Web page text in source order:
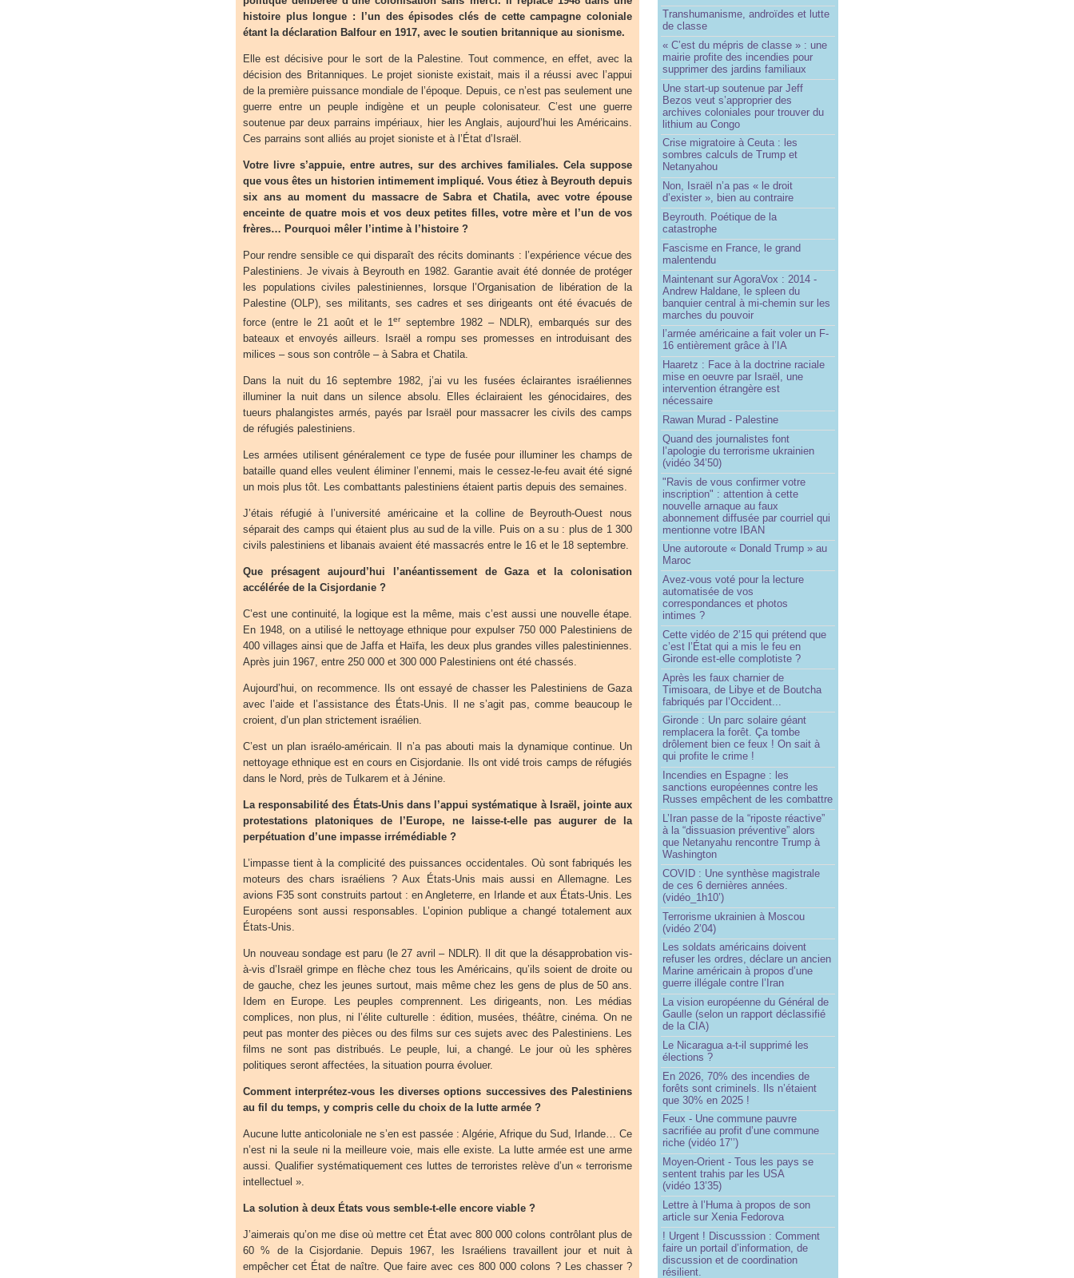
histoire plus longue : l’un des épisodes clés de cette campagne coloniale
étant la déclaration Balfour en 1917, avec le soutien britannique au sionisme.
Elle est décisive pour le sort de la Palestine. Tout commence, en effet, avec la
décision des Britanniques. Le projet sioniste existait, mais il a réussi avec l’appui
de la première puissance mondiale de l’époque. Depuis, ce n’est pas seulement une
guerre entre un peuple indigène et un peuple colonisateur. C’est une guerre
soutenue par deux parrains impériaux, hier les Anglais, aujourd’hui les Américains.
Ces parrains sont alliés au projet sioniste et à l’État d’Israël.
Votre livre s’appuie, entre autres, sur des archives familiales. Cela suppose
que vous êtes un historien intimement impliqué. Vous étiez à Beyrouth depuis
six ans au moment du massacre de Sabra et Chatila, avec votre épouse
enceinte de quatre mois et vos deux petites filles, votre mère et l’un de vos
frères… Pourquoi mêler l’intime à l’histoire ?
Pour rendre sensible ce qui disparaît des récits dominants : l’expérience vécue des
Palestiniens. Je vivais à Beyrouth en 1982. Garantie avait été donnée de protéger
les populations civiles palestiniennes, lorsque l’Organisation de libération de la
Palestine (OLP), ses militants, ses cadres et ses dirigeants ont été évacués de
force (entre le 21 août et le 1erseptembre 1982 – NDLR), embarqués sur des
bateaux et envoyés ailleurs. Israël a rompu ses promesses en introduisant des
milices – sous son contrôle – à Sabra et Chatila.
Dans la nuit du 16 septembre 1982, j’ai vu les fusées éclairantes israéliennes
illuminer la nuit dans un silence absolu. Elles éclairaient les génocidaires, des
tueurs phalangistes armés, payés par Israël pour massacrer les civils des camps
de réfugiés palestiniens.
Les armées utilisent généralement ce type de fusée pour illuminer les champs de
bataille quand elles veulent éliminer l’ennemi, mais le cessez-le-feu avait été signé
un mois plus tôt. Les combattants palestiniens étaient partis depuis des semaines.
J’étais réfugié à l’université américaine et la colline de Beyrouth-Ouest nous
séparait des camps qui étaient plus au sud de la ville. Puis on a su : plus de 1 300
civils palestiniens et libanais avaient été massacrés entre le 16 et le 18 septembre.
Que présagent aujourd’hui l’anéantissement de Gaza et la colonisation
accélérée de la Cisjordanie ?
C’est une continuité, la logique est la même, mais c’est aussi une nouvelle étape.
En 1948, on a utilisé le nettoyage ethnique pour expulser 750 000 Palestiniens de
400 villages ainsi que de Jaffa et Haïfa, les deux plus grandes villes palestiniennes.
Après juin 1967, entre 250 000 et 300 000 Palestiniens ont été chassés.
Aujourd’hui, on recommence. Ils ont essayé de chasser les Palestiniens de Gaza
avec l’aide et l’assistance des États-Unis. Il ne s’agit pas, comme beaucoup le
croient, d’un plan strictement israélien.
C’est un plan israélo-américain. Il n’a pas abouti mais la dynamique continue. Un
nettoyage ethnique est en cours en Cisjordanie. Ils ont vidé trois camps de réfugiés
dans le Nord, près de Tulkarem et à Jénine.
La responsabilité des États-Unis dans l’appui systématique à Israël, jointe aux
protestations platoniques de l’Europe, ne laisse-t-elle pas augurer de la
perpétuation d’une impasse irrémédiable ?
L’impasse tient à la complicité des puissances occidentales. Où sont fabriqués les
moteurs des chars israéliens ? Aux États-Unis mais aussi en Allemagne. Les
avions F35 sont construits partout : en Angleterre, en Irlande et aux États-Unis. Les
Européens sont aussi responsables. L’opinion publique a changé totalement aux
États-Unis.
Un nouveau sondage est paru (le 27 avril – NDLR). Il dit que la désapprobation vis-
à-vis d’Israël grimpe en flèche chez tous les Américains, qu’ils soient de droite ou
de gauche, chez les jeunes surtout, mais même chez les gens de plus de 50 ans.
Idem en Europe. Les peuples comprennent. Les dirigeants, non. Les médias
complices, non plus, ni l’élite culturelle : édition, musées, théâtre, cinéma. On ne
peut pas monter des pièces ou des films sur ces sujets avec des Palestiniens. Les
films ne sont pas distribués. Le peuple, lui, a changé. Le jour où les sphères
politiques seront affectées, la situation pourra évoluer.
Comment interprétez-vous les diverses options successives des Palestiniens
au fil du temps, y compris celle du choix de la lutte armée ?
Aucune lutte anticoloniale ne s’en est passée : Algérie, Afrique du Sud, Irlande… Ce
n’est ni la seule ni la meilleure voie, mais elle existe. La lutte armée est une arme
aussi. Qualifier systématiquement ces luttes de terroristes relève d’un « terrorisme
intellectuel ».
La solution à deux États vous semble-t-elle encore viable ?
J’aimerais qu’on me dise où mettre cet État avec 800 000 colons contrôlant plus de
60 % de la Cisjordanie. Depuis 1967, les Israéliens travaillent jour et nuit à
empêcher cet État de naître. Que faire avec ces 800 000 colons ? Les chasser ?
Transhumanisme, androïdes et lutte
de classe
« C’est du mépris de classe » : une
mairie profite des incendies pour
supprimer des jardins familiaux
Une start-up soutenue par Jeff
Bezos veut s’approprier des
archives coloniales pour trouver du
lithium au Congo
Crise migratoire à Ceuta : les
sombres calculs de Trump et
Netanyahou
Non, Israël n’a pas « le droit
d’exister », bien au contraire
Beyrouth. Poétique de la
catastrophe
Fascisme en France, le grand
malentendu
Maintenant sur AgoraVox : 2014 -
Andrew Haldane, le spleen du
banquier central à mi-chemin sur les
marches du pouvoir
l’armée américaine a fait voler un F-
16 entièrement grâce à l’IA
Haaretz : Face à la doctrine raciale
mise en oeuvre par Israël, une
intervention étrangère est
nécessaire
Rawan Murad - Palestine
Quand des journalistes font
l’apologie du terrorisme ukrainien
(vidéo 34’50)
"Ravis de vous confirmer votre
inscription" : attention à cette
nouvelle arnaque au faux
abonnement diffusée par courriel qui
mentionne votre IBAN
Une autoroute « Donald Trump » au
Maroc
Avez-vous voté pour la lecture
automatisée de vos
correspondances et photos
intimes ?
Cette vidéo de 2’15 qui prétend que
c’est l’État qui a mis le feu en
Gironde est-elle complotiste ?
Après les faux charnier de
Timisoara, de Libye et de Boutcha
fabriqués par l’Occident...
Gironde : Un parc solaire géant
remplacera la forêt. Ça tombe
drôlement bien ce feux ! On sait à
qui profite le crime !
Incendies en Espagne : les
sanctions européennes contre les
Russes empêchent de les combattre
L’Iran passe de la “riposte réactive”
à la “dissuasion préventive” alors
que Netanyahu rencontre Trump à
Washington
COVID : Une synthèse magistrale
de ces 6 dernières années.
(vidéo_1h10’)
Terrorisme ukrainien à Moscou
(vidéo 2’04)
Les soldats américains doivent
refuser les ordres, déclare un ancien
Marine américain à propos d’une
guerre illégale contre l’Iran
La vision européenne du Général de
Gaulle (selon un rapport déclassifié
de la CIA)
Le Nicaragua a-t-il supprimé les
élections ?
En 2026, 70% des incendies de
forêts sont criminels. Ils n’étaient
que 30% en 2025 !
Feux - Une commune pauvre
sacrifiée au profit d’une commune
riche (vidéo 17’’)
Moyen-Orient - Tous les pays se
sentent trahis par les USA
(vidéo 13’35)
Lettre à l’Huma à propos de son
article sur Xenia Fedorova
! Urgent ! Discusssion : Comment
faire un portail d’information, de
discussion et de coordination
résilient.